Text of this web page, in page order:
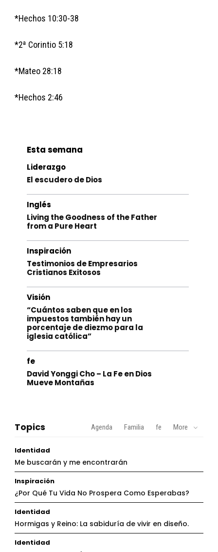
*Hechos 10:30-38
*2ª Corintio 5:18
*Mateo 28:18
*Hechos 2:46
Esta semana
Liderazgo
El escudero de Dios
Inglés
Living the Goodness of the Father
from a Pure Heart
Inspiración
Testimonios de Empresarios
Cristianos Exitosos
Visión
“Cuántos saben que en los
impuestos también hay un
porcentaje de diezmo para la
iglesia católica”
fe
David Yonggi Cho – La Fe en Dios
Mueve Montañas
Topics Agenda Familia fe More
Identidad
Me buscarán y me encontrarán
Inspiración
¿Por Qué Tu Vida No Prospera Como Esperabas?
Identidad
Hormigas y Reino: La sabiduría de vivir en diseño.
Identidad